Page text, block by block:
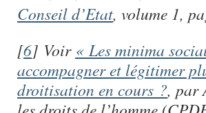
Conseil d’Etat, volume 1,
[6] Voir « Les minima
accompagner et légitimer
droitisation en cours ?, par